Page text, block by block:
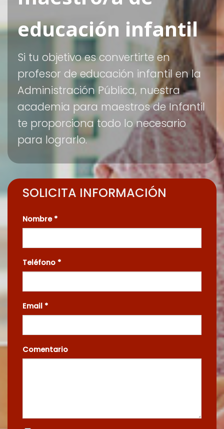
educación infantil
Si tu objetivo es convertirte en
profesor de educación infantil en la
Administración Pública, nuestra
academia para maestros de Infantil
te proporciona todo lo necesario
para lograrlo.
SOLICITA INFORMACIÓN
Nombre *
Teléfono *
Email *
Comentario